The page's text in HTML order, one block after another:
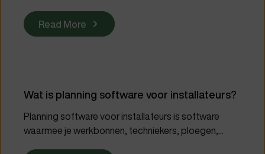
Read More
Wat is planning software voor installateurs?
Planning software voor installateurs is software
waarmee je werkbonnen, techniekers, ploegen,...